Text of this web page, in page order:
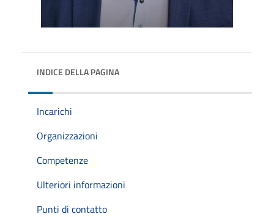
INDICE DELLA PAGINA
Incarichi
Organizzazioni
Competenze
Ulteriori informazioni
Punti di contatto